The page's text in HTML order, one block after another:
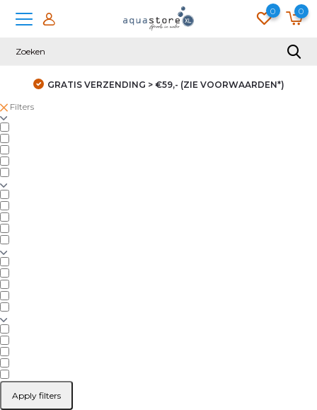
0 0
GRATIS VERZENDING > €59,- (ZIE VOORWAARDEN*)
Filters
Apply filters